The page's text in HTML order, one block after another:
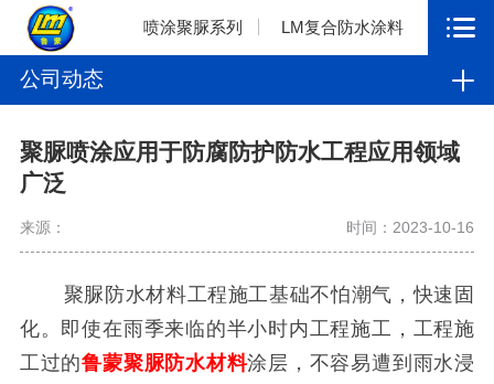
喷涂聚脲系列 LM复合防水涂料
公司动态
聚脲喷涂应用于防腐防护防水工程应用领域
广泛
来源： 时间：2023-10-16
聚脲防水材料工程施工基础不怕潮气，快速固
化。即使在雨季来临的半小时内工程施工，工程施
工过的鲁蒙聚脲防水材料涂层，不容易遭到雨水浸